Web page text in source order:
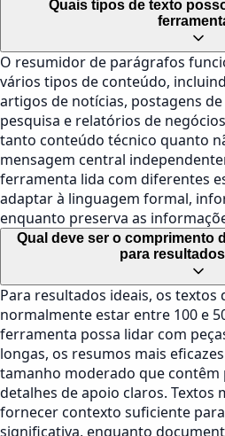
Quais tipos de texto
O resumidor de parágrafos
vários tipos de conteúdo,
artigos de notícias, postagens
pesquisa e relatórios de
tanto conteúdo técnico quanto
mensagem central
ferramenta lida com diferentes
adaptar à linguagem formal,
enquanto preserva as
Qual deve ser o comprimento
para
Para resultados ideais, os textos
normalmente estar entre 100 e
ferramenta possa lidar com
longas, os resumos mais
tamanho moderado que
detalhes de apoio claros.
fornecer contexto suficiente
significativa, enquanto